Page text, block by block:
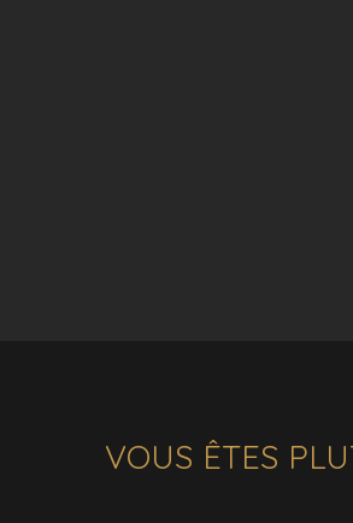
VOUS ÊTES